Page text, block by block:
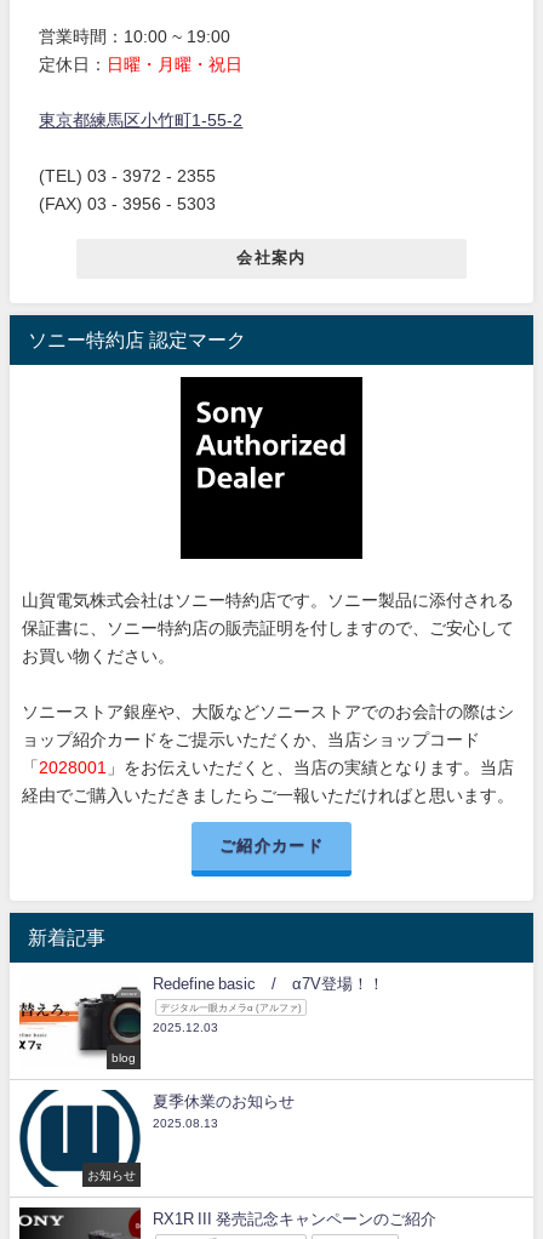
営業時間：10:00 ~ 19:00
定休日： 日曜・月曜・祝日
東京都練馬区小竹町1-55-2
(TEL) 03 - 3972 - 2355
(FAX) 03 - 3956 - 5303
会社案内
ソニー特約店 認定マーク
山賀電気株式会社はソニー特約店です。ソニー製品に添付される
保証書に、ソニー特約店の販売証明を付しますので、ご安心して
お買い物ください。
ソニーストア銀座や、大阪などソニーストアでのお会計の際はシ
ョップ紹介カードをご提示いただくか、当店ショップコード
「 2028001 」をお伝えいただくと、当店の実績となります。当店
経由でご購入いただきましたらご一報いただければと思います。
ご紹介カード
新着記事
blog
Redefine basic / α7V登場！！
デジタル一眼カメラα (アルファ)
2025.12.03
お知らせ
夏季休業のお知らせ
2025.08.13
RX1R III 発売記念キャンペーンのご紹介